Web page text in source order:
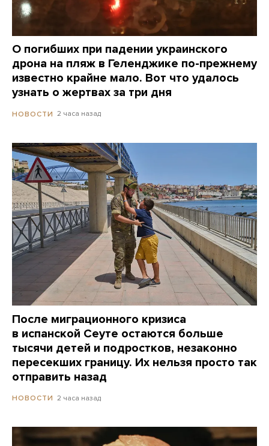
О погибших при падении украинского
дрона на пляж в Геленджике по-прежнему
известно крайне мало. Вот что удалось
узнать о жертвах за три дня
НОВОСТИ 2 часа назад
После миграционного кризиса
в испанской Сеуте остаются больше
тысячи детей и подростков, незаконно
пересекших границу. Их нельзя просто так
отправить назад
НОВОСТИ 2 часа назад